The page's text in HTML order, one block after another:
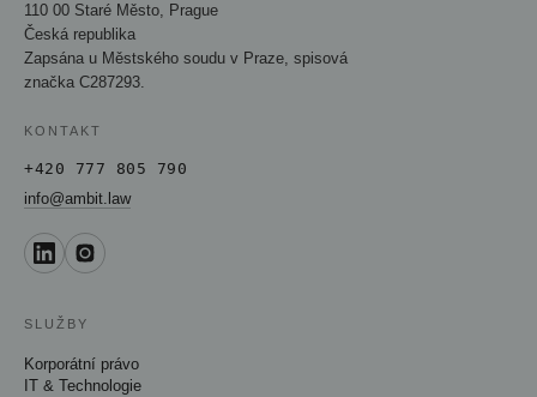
110 00 Staré Město, Prague
Česká republika
Zapsána u Městského soudu v Praze, spisová
značka C287293.
KONTAKT
+420 777 805 790
info@ambit.law
SLUŽBY
Korporátní právo
IT & Technologie